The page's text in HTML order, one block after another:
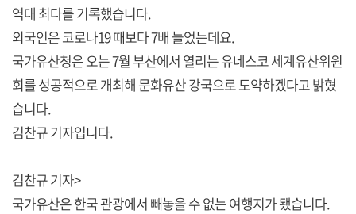
역대 최다를 기록했습니다.
외국인은 코로나19 때보다 7배 늘었는데요.
국가유산청은 오는 7월 부산에서 열리는 유네스코 세계유산위원
회를 성공적으로 개최해 문화유산 강국으로 도약하겠다고 밝혔
습니다.
김찬규 기자입니다.
김찬규 기자>
국가유산은 한국 관광에서 빼놓을 수 없는 여행지가 됐습니다.